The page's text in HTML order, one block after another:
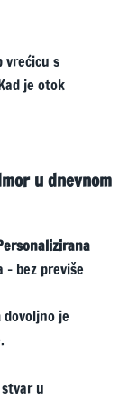
vrećicu s
je otok
u dnevnom
bez previše
dovoljno je
u